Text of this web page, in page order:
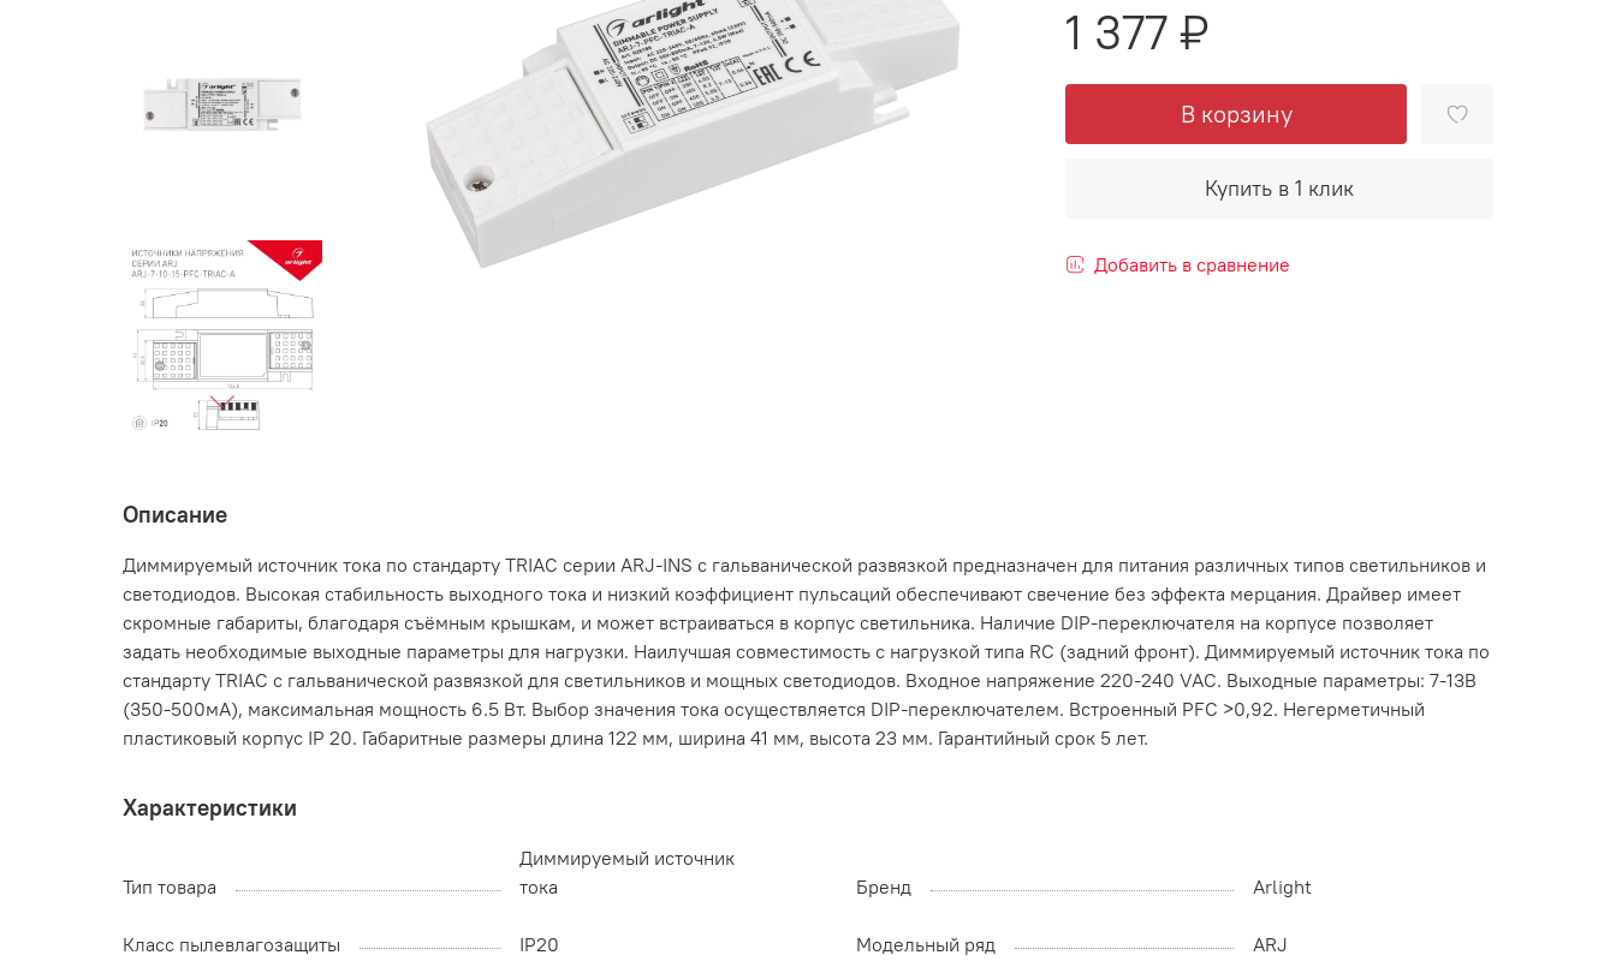
1 377 ₽
В корзину
Купить в 1 клик
Добавить в сравнение
Описание
Диммируемый источник тока по стандарту TRIAC серии ARJ-INS с гальванической развязкой предназначен для питания различных типов светильников и
светодиодов. Высокая стабильность выходного тока и низкий коэффициент пульсаций обеспечивают свечение без эффекта мерцания. Драйвер имеет
скромные габариты, благодаря съёмным крышкам, и может встраиваться в корпус светильника. Наличие DIP-переключателя на корпусе позволяет
задать необходимые выходные параметры для нагрузки. Наилучшая совместимость с нагрузкой типа RC (задний фронт). Диммируемый источник тока по
стандарту TRIAC с гальванической развязкой для светильников и мощных светодиодов. Входное напряжение 220-240 VAC. Выходные параметры: 7-13В
(350-500мА), максимальная мощность 6.5 Вт. Выбор значения тока осуществляется DIP-переключателем. Встроенный PFC >0,92. Негерметичный
пластиковый корпус IP 20. Габаритные размеры длина 122 мм, ширина 41 мм, высота 23 мм. Гарантийный срок 5 лет.
Характеристики
Тип товара
Диммируемый источник
тока
Бренд Arlight
Класс пылевлагозащиты IP20 Модельный ряд ARJ